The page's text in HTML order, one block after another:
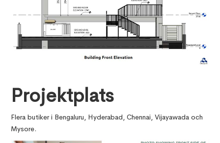
Projektplats
Flera butiker i Bengaluru, Hyderabad, Chennai, Vijayawada och
Mysore.